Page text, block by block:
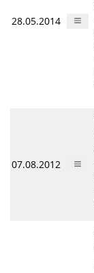
28.05.2014
07.08.2012